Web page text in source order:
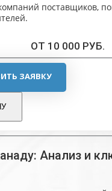
поставщиков,
ОТ 10 000 РУБ.
ЗАЯВКУ
Анализ и